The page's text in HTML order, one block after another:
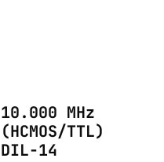
10.000 MHz
(HCMOS/TTL)
DIL-14